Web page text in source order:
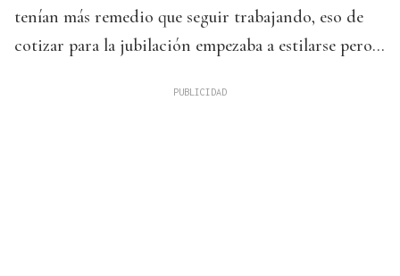
tenían más remedio que seguir trabajando, eso de
cotizar para la jubilación empezaba a estilarse pero...